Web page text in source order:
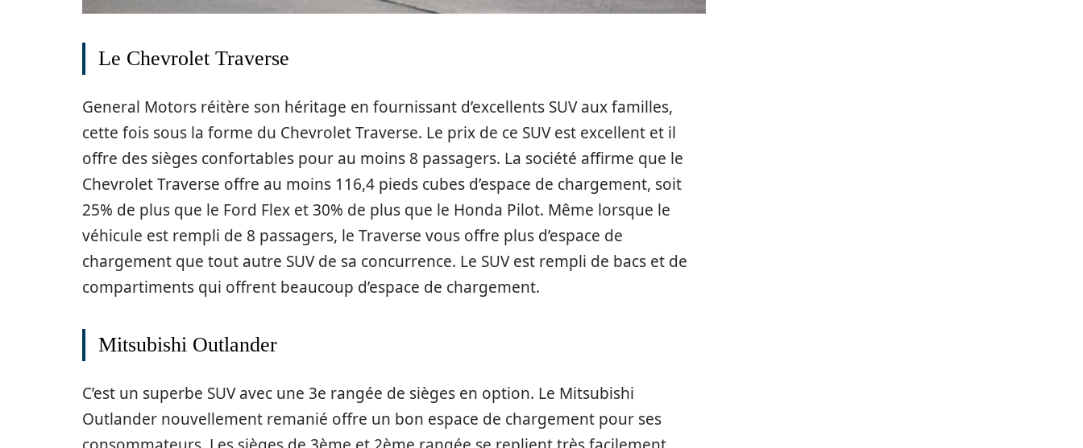
Le Chevrolet Traverse
General Motors réitère son héritage en fournissant d’excellents SUV aux familles,
cette fois sous la forme du Chevrolet Traverse. Le prix de ce SUV est excellent et il
offre des sièges confortables pour au moins 8 passagers. La société affirme que le
Chevrolet Traverse offre au moins 116,4 pieds cubes d’espace de chargement, soit
25% de plus que le Ford Flex et 30% de plus que le Honda Pilot. Même lorsque le
véhicule est rempli de 8 passagers, le Traverse vous offre plus d’espace de
chargement que tout autre SUV de sa concurrence. Le SUV est rempli de bacs et de
compartiments qui offrent beaucoup d’espace de chargement.
Mitsubishi Outlander
C’est un superbe SUV avec une 3e rangée de sièges en option. Le Mitsubishi
Outlander nouvellement remanié offre un bon espace de chargement pour ses